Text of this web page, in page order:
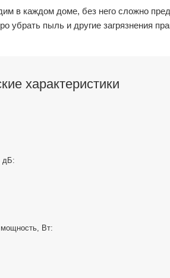
в каждом доме, без него сложно
убрать пыль и другие загрязнения
характеристики
дБ:
Вт: